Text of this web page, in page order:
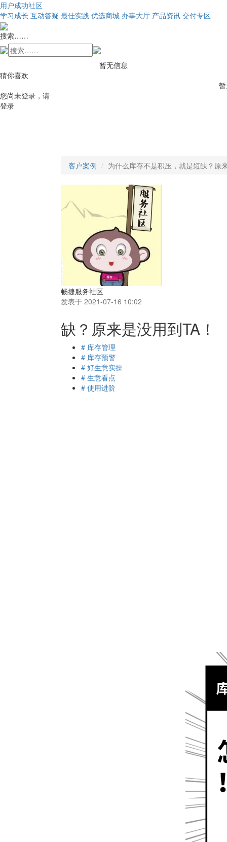
用户成功社区
学习成长 互动答疑 最佳实践 优选商城 办事大厅 产品资讯 交付专区
搜索……
暂无信息
猜你喜欢
您尚未登录，请
登录
客户案例 为什么库存不是积压，就是短缺？原
畅捷服务社区
发表于 2021-07-16 10:02
缺？原来是没用到TA！
# 库存管理
# 库存预警
# 好生意实操
# 生意看点
# 使用进阶